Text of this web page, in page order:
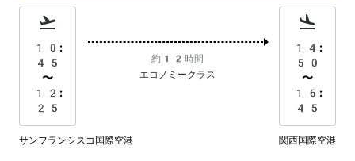
10:
45
〜
12:
25
約12時間
エコノミークラス
14:
50
〜
16:
45
サンフランシスコ国際空港 関西国際空港